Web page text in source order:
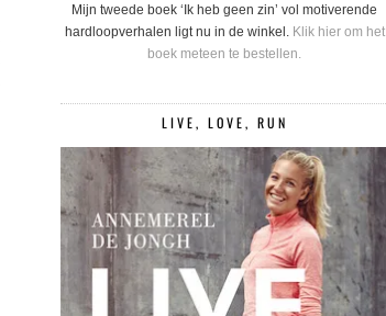
Mijn tweede boek ‘Ik heb geen zin’ vol motiverende
hardloopverhalen ligt nu in de winkel. Klik hier om het
boek meteen te bestellen.
LIVE, LOVE, RUN